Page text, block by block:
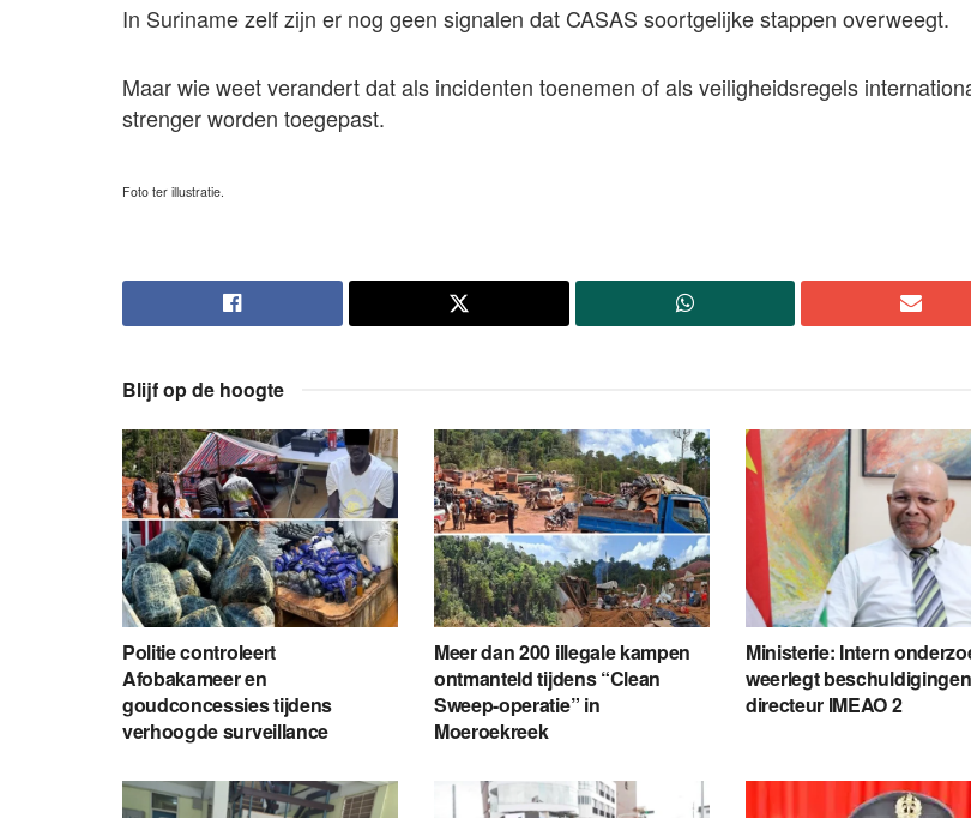
In Suriname zelf zijn er nog geen signalen dat CASAS soortgelijke stappen overweegt.
Maar wie weet verandert dat als incidenten toenemen of als veiligheidsregels
strenger worden toegepast.
Foto ter illustratie.
Blijf op de hoogte
Politie controleert
Afobakameer en
goudconcessies tijdens
verhoogde surveillance
Meer dan 200 illegale kampen
ontmanteld tijdens “Clean
Sweep-operatie” in
Moeroekreek
Ministerie: Intern
weerlegt
directeur IMEAO 2